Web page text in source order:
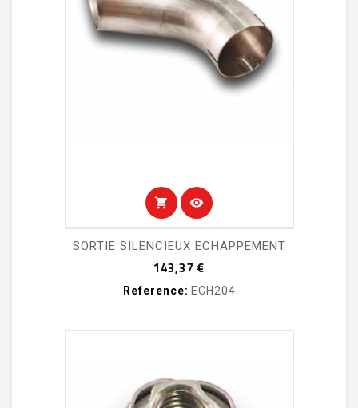
shopping_cart visibility
SORTIE SILENCIEUX ECHAPPEMENT
143,37 €
Reference: ECH204